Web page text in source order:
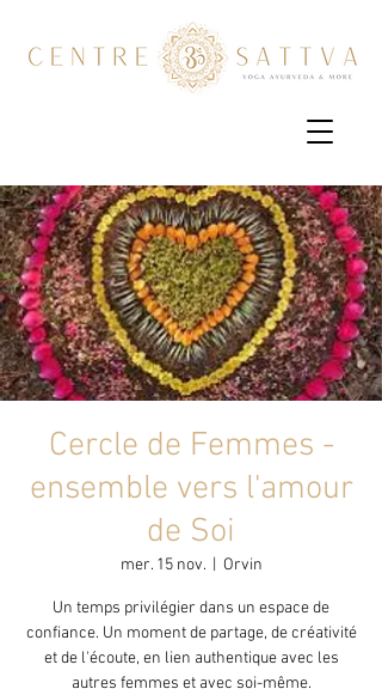
Cercle de Femmes -
ensemble vers l'amour
de Soi
mer. 15 nov.
  |
Orvin
Un temps privilégier dans un espace de
confiance. Un moment de partage, de créativité
et de l'écoute, en lien authentique avec les
autres femmes et avec soi-même.